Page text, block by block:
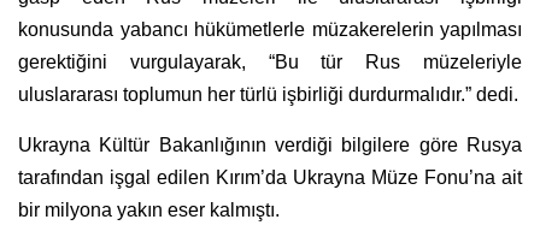
konusunda yabancı hükümetlerle müzakerelerin yapılması
gerektiğini vurgulayarak, “Bu tür Rus müzeleriyle
uluslararası toplumun her türlü işbirliği durdurmalıdır.” dedi.
Ukrayna Kültür Bakanlığının verdiği bilgilere göre Rusya
tarafından işgal edilen Kırım’da Ukrayna Müze Fonu’na ait
bir milyona yakın eser kalmıştı.